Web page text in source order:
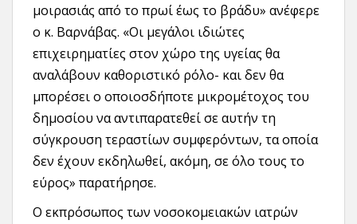
μοιρασιάς από το πρωί έως το βράδυ» ανέφερε
ο κ. Βαρνάβας. «Οι μεγάλοι ιδιώτες
επιχειρηματίες στον χώρο της υγείας θα
αναλάβουν καθοριστικό ρόλο- και δεν θα
μπορέσει ο οποιοσδήποτε μικρομέτοχος του
δημοσίου να αντιπαρατεθεί σε αυτήν τη
σύγκρουση τεραστίων συμφερόντων, τα οποία
δεν έχουν εκδηλωθεί, ακόμη, σε όλο τους το
εύρος» παρατήρησε.
Ο εκπρόσωπος των νοσοκομειακών ιατρών